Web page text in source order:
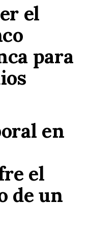
el
para
en
el
de un